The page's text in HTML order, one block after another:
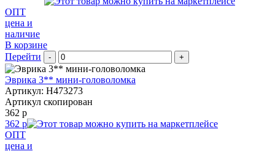
ОПТ
цена и
наличие
В корзине
Перейти
- +
Эврика 3** мини-головоломка
Артикул: H473273
Артикул скопирован
362 р
362 р
ОПТ
цена и